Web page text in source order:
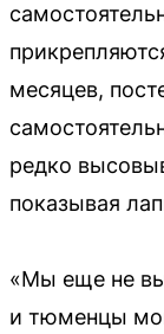
месяцев,
редко
показывая
«Мы еще не
и тюменцы